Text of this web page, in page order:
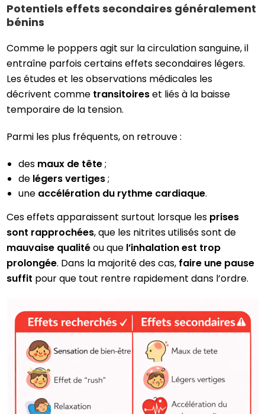
Potentiels effets secondaires généralement
bénins
Comme le poppers agit sur la circulation sanguine, il
entraîne parfois certains effets secondaires légers.
Les études et les observations médicales les
décrivent comme transitoireset liés à la baisse
temporaire de la tension.
Parmi les plus fréquents, on retrouve :
des maux de tête;
de légers vertiges;
une accélération du rythme cardiaque.
Ces effets apparaissent surtout lorsque les prises
sont rapprochées, que les nitrites utilisés sont de
mauvaise qualitéou que l’inhalation est trop
prolongée. Dans la majorité des cas, faire une pause
suffit pour que tout rentre rapidement dans l’ordre.